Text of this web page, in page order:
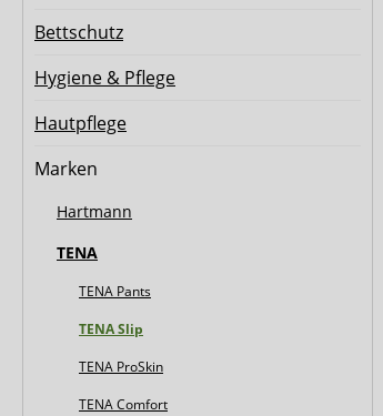
Bettschutz
Hygiene & Pflege
Hautpflege
Marken
Hartmann
TENA
TENA Pants
TENA Slip
TENA ProSkin
TENA Comfort